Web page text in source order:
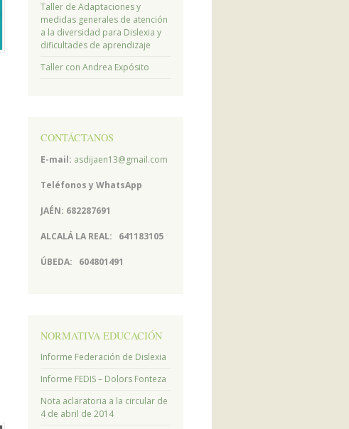
Taller de Adaptaciones y
medidas generales de atención
a la diversidad para Dislexia y
dificultades de aprendizaje
Taller con Andrea Expósito
CONTÁCTANOS
E-mail: asdijaen13@gmail.com
Teléfonos yWhatsApp
JAÉN: 682287691
ALCALÁ LA REAL: 641183105
ÚBEDA: 604801491
NORMATIVA EDUCACIÓN
Informe Federación de Dislexia
Informe FEDIS – Dolors Fonteza
Nota aclaratoria a la circular de
4 de abril de 2014